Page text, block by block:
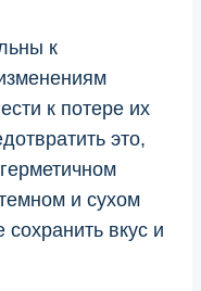
к
к потере их
это,
и сухом
вкус и